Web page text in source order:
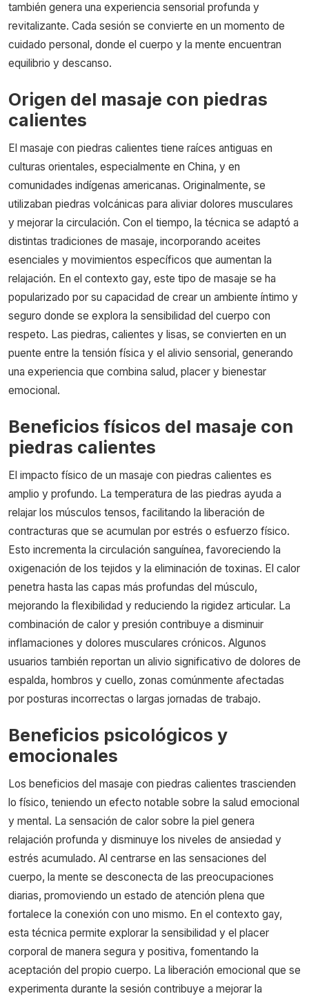
también genera una experiencia sensorial profunda y
revitalizante. Cada sesión se convierte en un momento de
cuidado personal, donde el cuerpo y la mente encuentran
equilibrio y descanso.
Origen del masaje con piedras
calientes
El masaje con piedras calientes tiene raíces antiguas en
culturas orientales, especialmente en China, y en
comunidades indígenas americanas. Originalmente, se
utilizaban piedras volcánicas para aliviar dolores musculares
y mejorar la circulación. Con el tiempo, la técnica se adaptó a
distintas tradiciones de masaje, incorporando aceites
esenciales y movimientos específicos que aumentan la
relajación. En el contexto gay, este tipo de masaje se ha
popularizado por su capacidad de crear un ambiente íntimo y
seguro donde se explora la sensibilidad del cuerpo con
respeto. Las piedras, calientes y lisas, se convierten en un
puente entre la tensión física y el alivio sensorial, generando
una experiencia que combina salud, placer y bienestar
emocional.
Beneficios físicos del masaje con
piedras calientes
El impacto físico de un masaje con piedras calientes es
amplio y profundo. La temperatura de las piedras ayuda a
relajar los músculos tensos, facilitando la liberación de
contracturas que se acumulan por estrés o esfuerzo físico.
Esto incrementa la circulación sanguínea, favoreciendo la
oxigenación de los tejidos y la eliminación de toxinas. El calor
penetra hasta las capas más profundas del músculo,
mejorando la flexibilidad y reduciendo la rigidez articular. La
combinación de calor y presión contribuye a disminuir
inflamaciones y dolores musculares crónicos. Algunos
usuarios también reportan un alivio significativo de dolores de
espalda, hombros y cuello, zonas comúnmente afectadas
por posturas incorrectas o largas jornadas de trabajo.
Beneficios psicológicos y
emocionales
Los beneficios del masaje con piedras calientes trascienden
lo físico, teniendo un efecto notable sobre la salud emocional
y mental. La sensación de calor sobre la piel genera
relajación profunda y disminuye los niveles de ansiedad y
estrés acumulado. Al centrarse en las sensaciones del
cuerpo, la mente se desconecta de las preocupaciones
diarias, promoviendo un estado de atención plena que
fortalece la conexión con uno mismo. En el contexto gay,
esta técnica permite explorar la sensibilidad y el placer
corporal de manera segura y positiva, fomentando la
aceptación del propio cuerpo. La liberación emocional que se
experimenta durante la sesión contribuye a mejorar la